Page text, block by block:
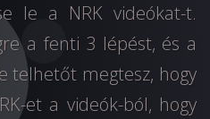
le a NRK videókat-t.
a fenti 3 lépést, és a
telhetőt megtesz, hogy
et a videók-ból, hogy